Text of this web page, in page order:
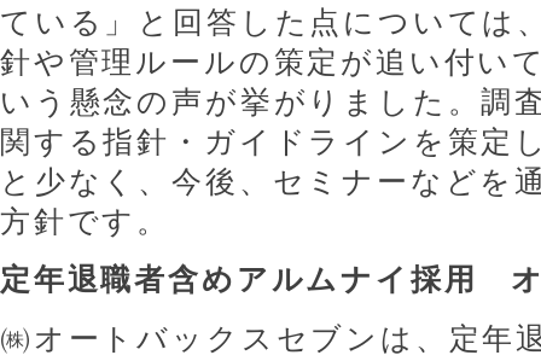
ている」と回答した点については
針や管理ルールの策定が追い付い
いう懸念の声が挙がりました。調
関する指針・ガイドラインを策定
と少なく、今後、セミナーなどを
方針です。
定年退職者含めアルムナイ採用
㈱オートバックスセブンは、定年